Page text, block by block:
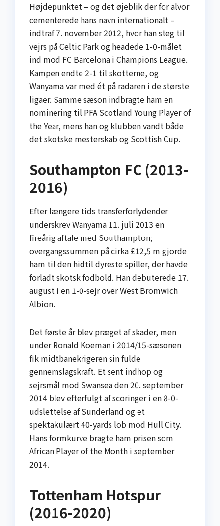
Højdepunktet – og det øjeblik der for alvor
cementerede hans navn internationalt –
indtraf 7. november 2012, hvor han steg til
vejrs på Celtic Park og headede 1-0-målet
ind mod FC Barcelona i Champions League.
Kampen endte 2-1 til skotterne, og
Wanyama var med ét på radaren i de største
ligaer. Samme sæson indbragte ham en
nominering til PFA Scotland Young Player of
the Year, mens han og klubben vandt både
det skotske mesterskab og Scottish Cup.
Southampton FC (2013-
2016)
Efter længere tids transferforlydender
underskrev Wanyama 11. juli 2013 en
fireårig aftale med Southampton;
overgangssummen på cirka £12,5 m gjorde
ham til den hidtil dyreste spiller, der havde
forladt skotsk fodbold. Han debuterede 17.
august i en 1-0-sejr over West Bromwich
Albion.
Det første år blev præget af skader, men
under Ronald Koeman i 2014/15-sæsonen
fik midtbanekrigeren sin fulde
gennemslagskraft. Et sent indhop og
sejrsmål mod Swansea den 20. september
2014 blev efterfulgt af scoringer i en 8-0-
udslettelse af Sunderland og et
spektakulært 40-yards lob mod Hull City.
Hans formkurve bragte ham prisen som
African Player of the Month i september
2014.
Tottenham Hotspur
(2016-2020)